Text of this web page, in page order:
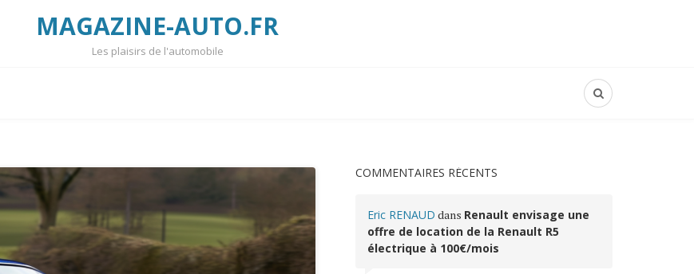
MAGAZINE-AUTO.FR
Les plaisirs de l'automobile
COMMENTAIRES RÉCENTS
Eric RENAUD dans Renault envisage une
offre de location de la Renault R5
électrique à 100€/mois